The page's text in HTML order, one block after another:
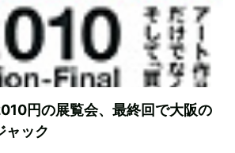
円の展覧会、最終回で大阪の
ャック